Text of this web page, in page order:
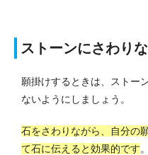
ストーンにさわり
願掛けするときは、ストー
ないようにしましょう。
石をさわりながら、自分の
て石に伝えると効果的です。